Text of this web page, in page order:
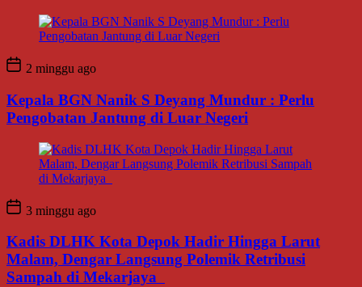
2 minggu ago
Kepala BGN Nanik S Deyang Mundur : Perlu
Pengobatan Jantung di Luar Negeri
3 minggu ago
Kadis DLHK Kota Depok Hadir Hingga Larut
Malam, Dengar Langsung Polemik Retribusi
Sampah di Mekarjaya